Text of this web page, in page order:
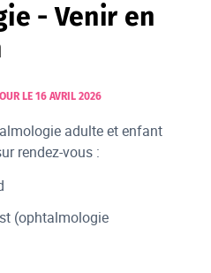
- Venir en
LE 16 AVRIL 2026
adulte et enfant
rendez-vous :
(ophtalmologie